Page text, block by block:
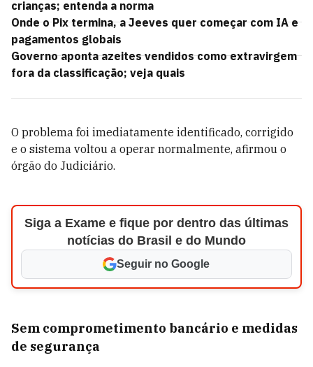
crianças; entenda a norma
Onde o Pix termina, a Jeeves quer começar com IA e
pagamentos globais
Governo aponta azeites vendidos como extravirgem
fora da classificação; veja quais
O problema foi imediatamente identificado, corrigido
e o sistema voltou a operar normalmente, afirmou o
órgão do Judiciário.
Siga a Exame e fique por dentro das últimas
notícias do Brasil e do Mundo
Seguir no Google
Sem comprometimento bancário e medidas
de segurança